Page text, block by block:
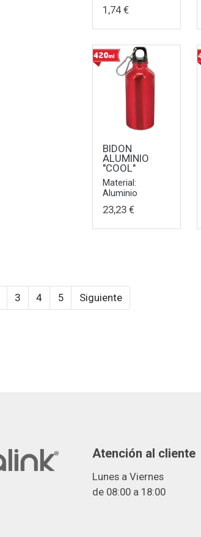
1,74 €
BIDON
ALUMINIO
"COOL"
Material:
Aluminio
23,23 €
3 4 5 Siguiente
Atención al cliente
Lunes a Viernes
de 08:00 a 18:00